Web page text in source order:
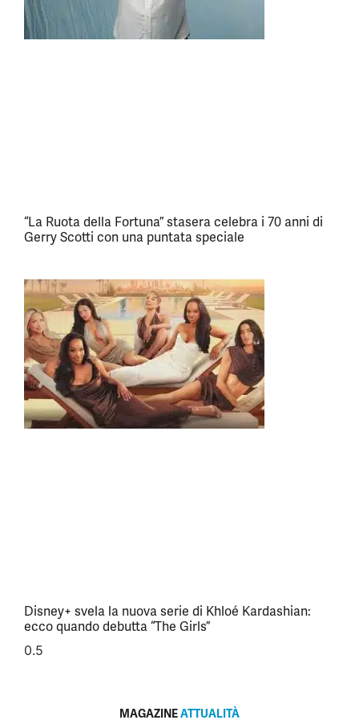
“La Ruota della Fortuna” stasera celebra i 70 anni di
Gerry Scotti con una puntata speciale
Disney+ svela la nuova serie di Khloé Kardashian:
ecco quando debutta “The Girls”
MAGAZINEATTUALITÀ